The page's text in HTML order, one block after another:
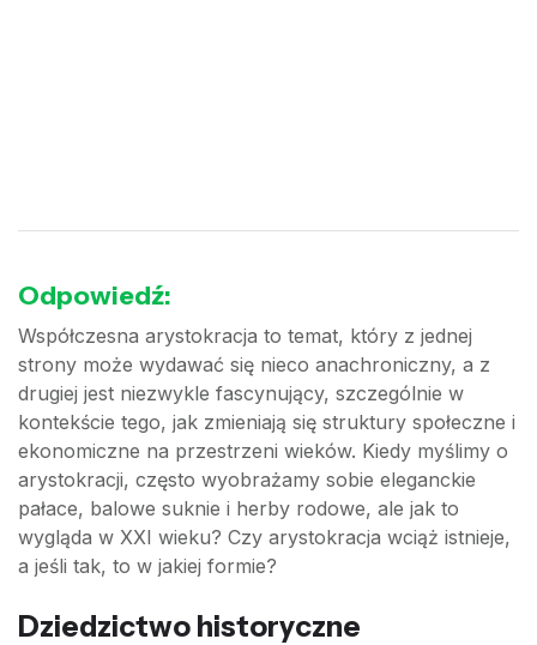
Odpowiedź:
Współczesna arystokracja to temat, który z jednej
strony może wydawać się nieco anachroniczny, a z
drugiej jest niezwykle fascynujący, szczególnie w
kontekście tego, jak zmieniają się struktury społeczne i
ekonomiczne na przestrzeni wieków. Kiedy myślimy o
arystokracji, często wyobrażamy sobie eleganckie
pałace, balowe suknie i herby rodowe, ale jak to
wygląda w XXI wieku? Czy arystokracja wciąż istnieje,
a jeśli tak, to w jakiej formie?
Dziedzictwo historyczne